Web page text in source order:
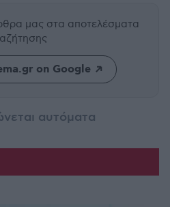
μας στα αποτελέσματα
on Google
αυτόματα